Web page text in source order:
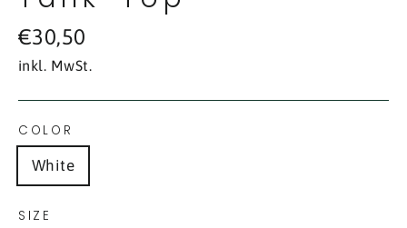
Normaler
Preis
€30,50
inkl. MwSt.
COLOR
White
SIZE